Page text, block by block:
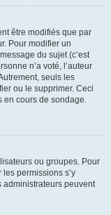
être modifiés que par
Pour modifier un
du sujet (c’est
n’a voté, l’auteur
seuls les
ou le supprimer. Ceci
en cours de sondage.
ou groupes. Pour
permissions s’y
administrateurs peuvent